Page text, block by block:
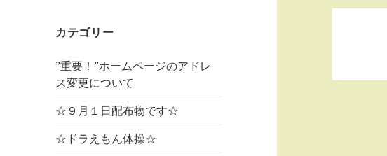
カテゴリー
”重要！”ホームページのアドレ
ス変更について
☆９月１日配布物です☆
☆ドラえもん体操☆